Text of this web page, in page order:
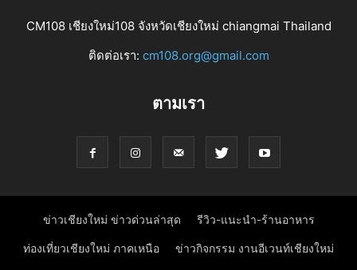
CM108 เชียงใหม่108 จังหวัดเชียงใหม่ chiangmai Thailand
ติดต่อเรา: cm108.org@gmail.com
ตามเรา
ข่าวเชียงใหม่ ข่าวด่วนล่าสุด รีวิว-แนะนำ-ร้านอาหาร
ท่องเที่ยวเชียงใหม่ ภาคเหนือ ข่าวกิจกรรม งานอีเวนท์เชียงใหม่